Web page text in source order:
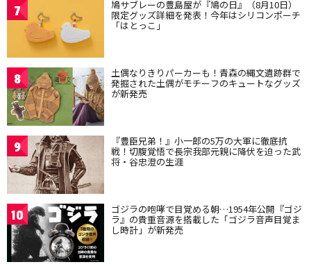
7 鳩サブレーの豊島屋が『鳩の日』（8月10日）
限定グッズ詳細を発表！今年はシリコンポーチ
「はとっこ」
8 土偶なりきりパーカーも！青森の縄文遺跡群で
発掘された土偶がモチーフのキュートなグッズ
が新発売
9 『豊臣兄弟！』小一郎の5万の大軍に徹底抗
戦！切腹覚悟で長宗我部元親に降伏を迫った武
将・谷忠澄の生涯
10 ゴジラの咆哮で目覚める朝…1954年公開『ゴジ
ラ』の貴重音源を搭載した「ゴジラ音声目覚ま
し時計」が新発売